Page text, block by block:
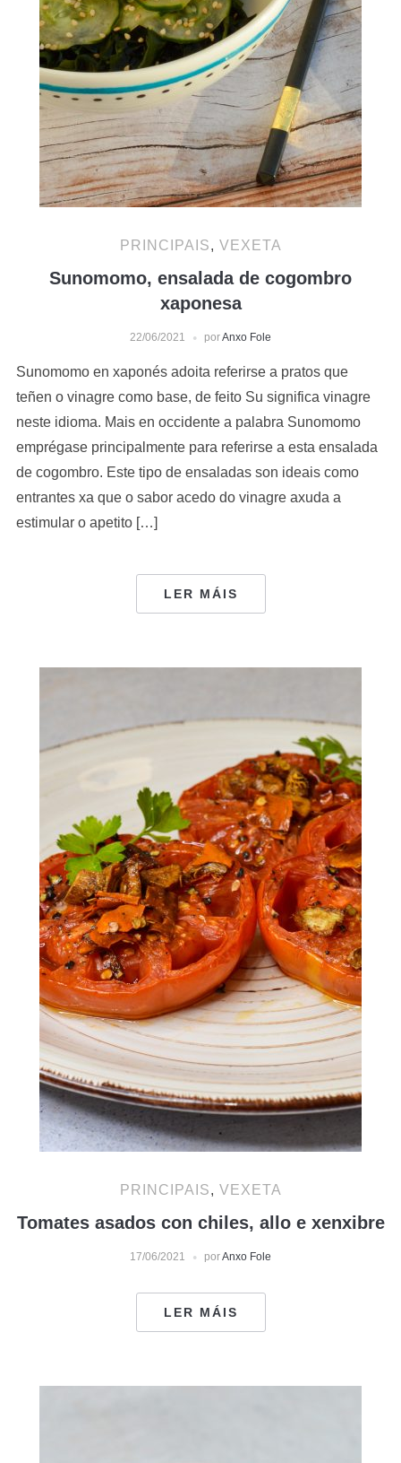
PRINCIPAIS, VEXETA
Sunomomo, ensalada de cogombro
xaponesa
22/06/2021 porAnxo Fole
Sunomomo en xaponés adoita referirse a pratos que
teñen o vinagre como base, de feito Su significa vinagre
neste idioma. Mais en occidente a palabra Sunomomo
emprégase principalmente para referirse a esta ensalada
de cogombro. Este tipo de ensaladas son ideais como
entrantes xa que o sabor acedo do vinagre axuda a
estimular o apetito […]
LER MÁIS
PRINCIPAIS, VEXETA
Tomates asados con chiles, allo e xenxibre
17/06/2021 porAnxo Fole
LER MÁIS